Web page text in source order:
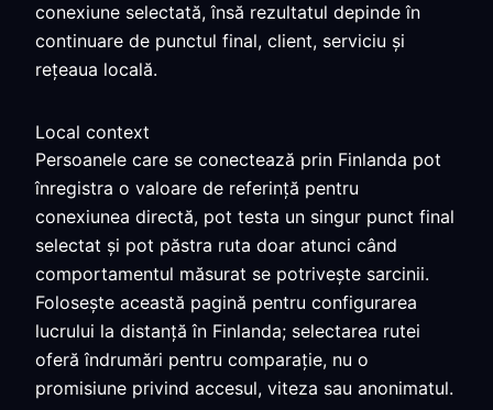
conexiune selectată, însă rezultatul depinde în
continuare de punctul final, client, serviciu și
rețeaua locală.
Local context
Persoanele care se conectează prin Finlanda pot
înregistra o valoare de referință pentru
conexiunea directă, pot testa un singur punct final
selectat și pot păstra ruta doar atunci când
comportamentul măsurat se potrivește sarcinii.
Folosește această pagină pentru configurarea
lucrului la distanță în Finlanda; selectarea rutei
oferă îndrumări pentru comparație, nu o
promisiune privind accesul, viteza sau anonimatul.